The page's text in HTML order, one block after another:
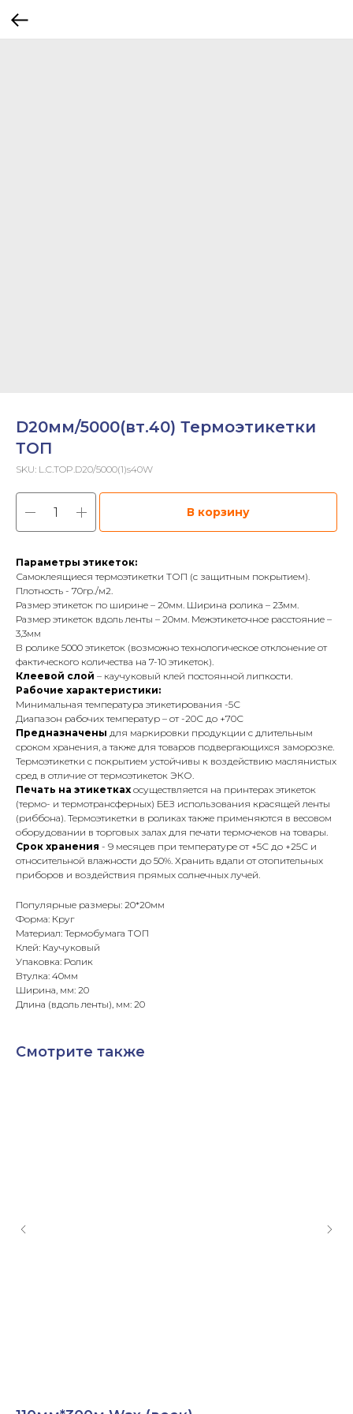
D20мм/5000(вт.40) Термоэтикетки
ТОП
SKU: L.C.TOP.D20/5000(1)s40W
В корзину
Параметры этикеток:
Самоклеящиеся термоэтикетки ТОП (с защитным покрытием).
Плотность - 70гр./м2.
Размер этикеток по ширине – 20мм. Ширина ролика – 23мм.
Размер этикеток вдоль ленты – 20мм. Межэтикеточное расстояние –
3,3мм
В ролике 5000 этикеток (возможно технологическое отклонение от
фактического количества на 7-10 этикеток).
Клеевой слой – каучуковый клей постоянной липкости.
Рабочие характеристики:
Минимальная температура этикетирования -5С
Диапазон рабочих температур – от -20С до +70С
Предназначены для маркировки продукции с длительным
сроком хранения, а также для товаров подвергающихся заморозке.
Термоэтикетки с покрытием устойчивы к воздействию маслянистых
сред в отличие от термоэтикеток ЭКО.
Печать на этикеткахосуществляется на принтерах этикеток
(термо- и термотрансферных) БЕЗ использования красящей ленты
(риббона). Термоэтикетки в роликах также применяются в весовом
оборудовании в торговых залах для печати термочеков на товары.
Срок хранения - 9 месяцев при температуре от +5С до +25С и
относительной влажности до 50%. Хранить вдали от отопительных
приборов и воздействия прямых солнечных лучей.
Популярные размеры: 20*20мм
Форма: Круг
Материал: Термобумага ТОП
Клей: Каучуковый
Упаковка: Ролик
Втулка: 40мм
Ширина, мм: 20
Длина (вдоль ленты), мм: 20
Смотрите также